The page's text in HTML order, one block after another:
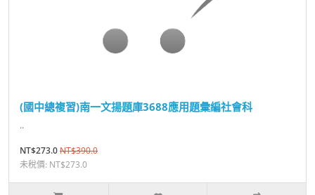
(國中總複習)南一文揚題庫3688應用題彙編社會科
..
NT$273.0NT$390.0
未稅價: NT$273.0